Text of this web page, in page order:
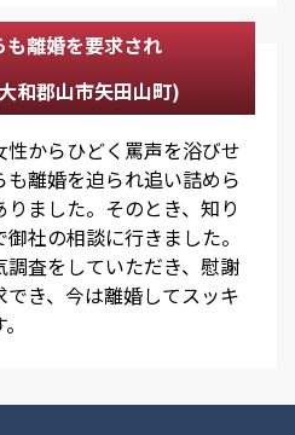
離婚を要求され
和郡山市矢田山町)
性からひどく罵声を浴びせ
も離婚を迫られ追い詰めら
りました。そのとき、知り
社の相談に行きました。
調査をしていただき、慰謝
でき、今は離婚してスッキ